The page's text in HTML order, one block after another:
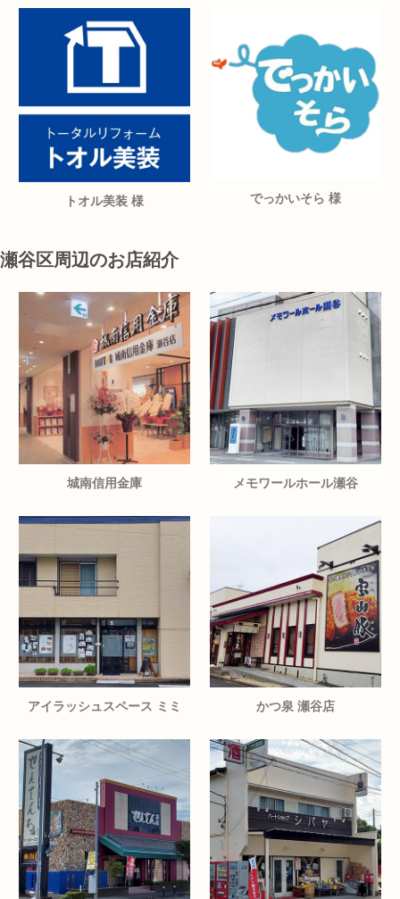
トオル美装 様 でっかいそら 様
瀬谷区周辺のお店紹介
城南信用金庫 メモワールホール瀬谷
アイラッシュスペース ミミ かつ泉 瀬谷店